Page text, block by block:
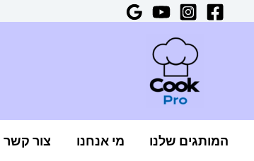
המותגים שלנו מי אנחנו צור קשר